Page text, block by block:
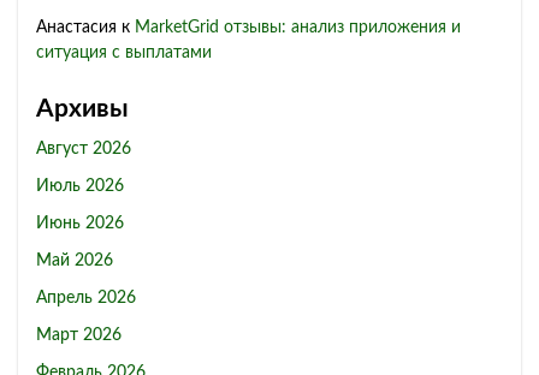
Анастасия к MarketGrid отзывы: анализ приложения и
ситуация с выплатами
Архивы
Август 2026
Июль 2026
Июнь 2026
Май 2026
Апрель 2026
Март 2026